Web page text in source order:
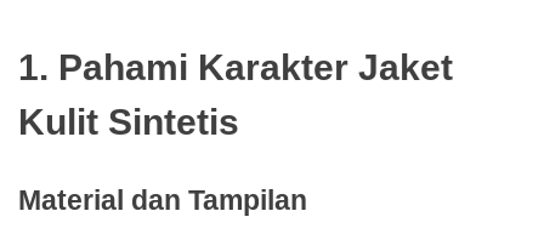
1. Pahami Karakter Jaket
Kulit Sintetis
Material dan Tampilan